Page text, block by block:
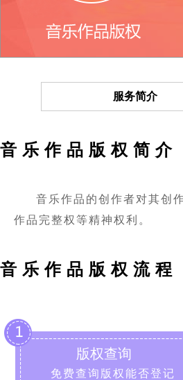
服务简介
音乐作品版权简介
音乐作品的创作者对其创
作品完整权等精神权利。
音乐作品版权流程
版权查询
免费查询版权能否登记